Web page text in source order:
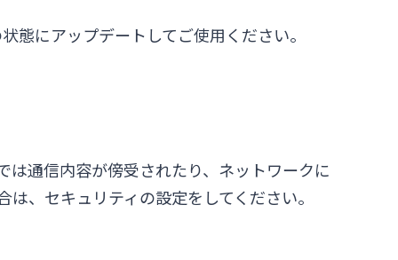
態にアップデートしてご使用ください。
通信内容が傍受されたり、ネットワークに
、セキュリティの設定をしてください。